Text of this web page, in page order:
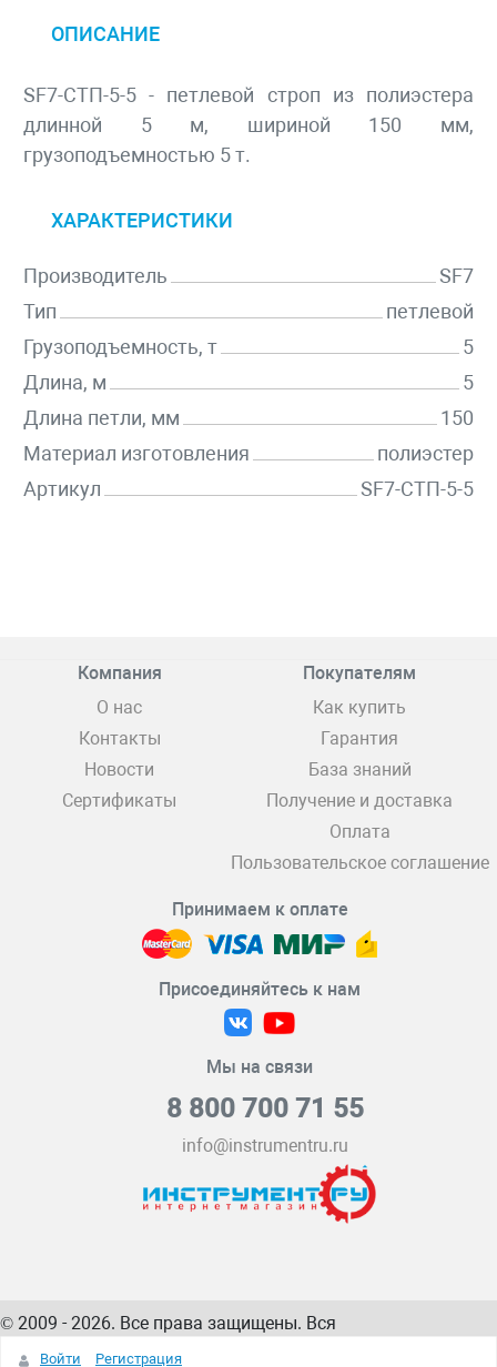
ОПИСАНИЕ
SF7-СТП-5-5 - петлевой строп из полиэстера
длинной 5 м, шириной 150 мм,
грузоподъемностью 5 т.
ХАРАКТЕРИСТИКИ
Производитель
SF7
Тип
петлевой
Грузоподъемность, т
5
Длина, м
5
Длина петли, мм
150
Материал изготовления
полиэстер
Артикул
SF7-СТП-5-5
Компания
О нас
Контакты
Новости
Сертификаты
Покупателям
Как купить
Гарантия
База знаний
Получение и доставка
Оплата
Пользовательское соглашение
Принимаем к оплате
Присоединяйтесь к нам
Мы на связи
8 800 700 71 55
info@instrumentru.ru
© 2009 - 2026. Все права защищены. Вся
информация на сайте – собственность
Войти Регистрация